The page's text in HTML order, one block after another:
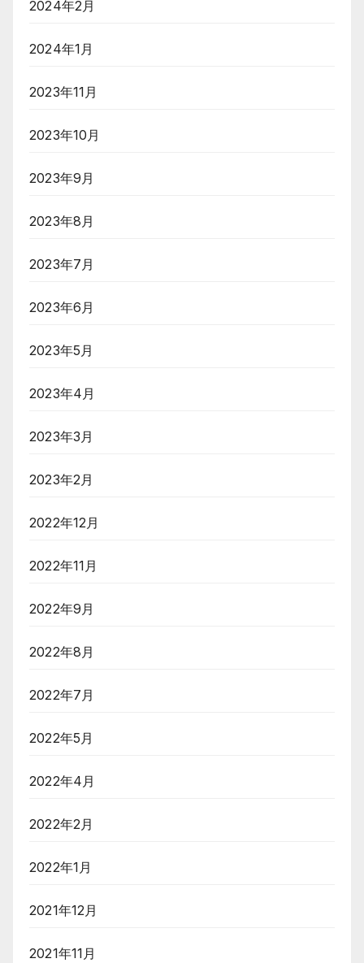
2024年2月
2024年1月
2023年11月
2023年10月
2023年9月
2023年8月
2023年7月
2023年6月
2023年5月
2023年4月
2023年3月
2023年2月
2022年12月
2022年11月
2022年9月
2022年8月
2022年7月
2022年5月
2022年4月
2022年2月
2022年1月
2021年12月
2021年11月